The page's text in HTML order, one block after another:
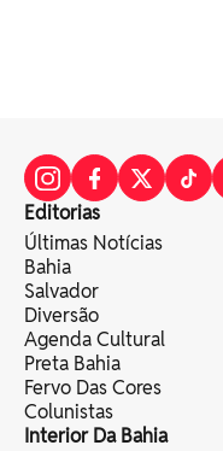
Editorias
Últimas Notícias
Bahia
Salvador
Diversão
Agenda Cultural
Preta Bahia
Fervo Das Cores
Colunistas
Interior Da Bahia